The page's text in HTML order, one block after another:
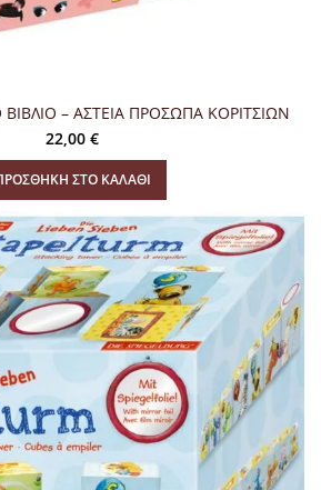
– ΑΣΤΕΙΑ ΠΡΟΣΩΠΑ ΚΟΡΙΤΣΙΩΝ
22,00 €
ΣΤΟ ΚΑΛΆΘΙ